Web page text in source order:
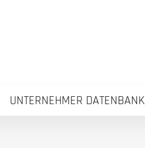
UNTERNEHMER DATENBANK